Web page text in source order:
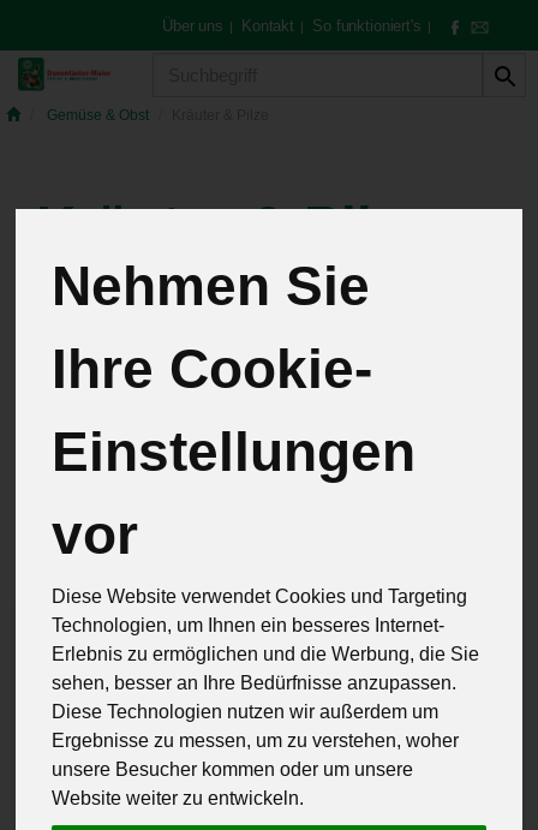
Nehmen Sie
Ihre Cookie-
Einstellungen
vor
Diese Website verwendet Cookies und Targeting
Technologien, um Ihnen ein besseres Internet-
Erlebnis zu ermöglichen und die Werbung, die Sie
sehen, besser an Ihre Bedürfnisse anzupassen.
Diese Technologien nutzen wir außerdem um
Ergebnisse zu messen, um zu verstehen, woher
unsere Besucher kommen oder um unsere
Website weiter zu entwickeln.
Über uns | Kontakt | So funktioniert's |
Gemüse & Obst
Kräuter & Pilze
7 von 257
12